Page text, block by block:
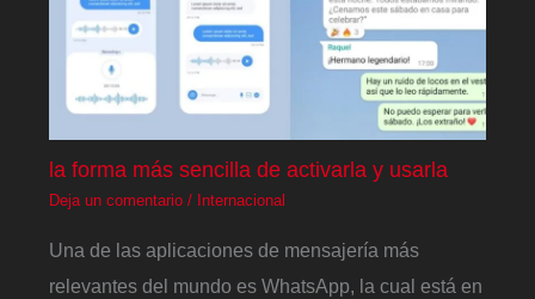
la forma más sencilla de activarla y usarla
Deja un comentario / Internacional
Una de las aplicaciones de mensajería más
relevantes del mundo es WhatsApp, la cual está en